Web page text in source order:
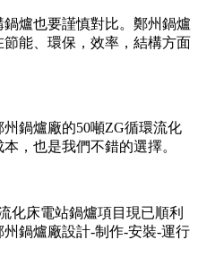
爐也要謹慎對比。鄭州鍋爐
能、環保，效率，結構方面
鍋爐廠的50噸ZG循環流化
，也是我們不錯的選擇。
化床電站鍋爐項目現已順利
鍋爐廠設計-制作-安裝-運行